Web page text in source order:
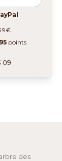
points
09
des